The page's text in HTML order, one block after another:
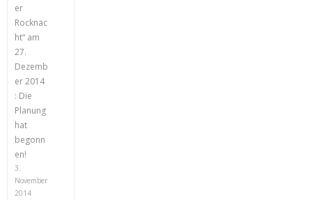
er
Rocknac
ht“ am
27.
Dezemb
er 2014
: Die
Planung
hat
begonn
en!
3.
November
2014